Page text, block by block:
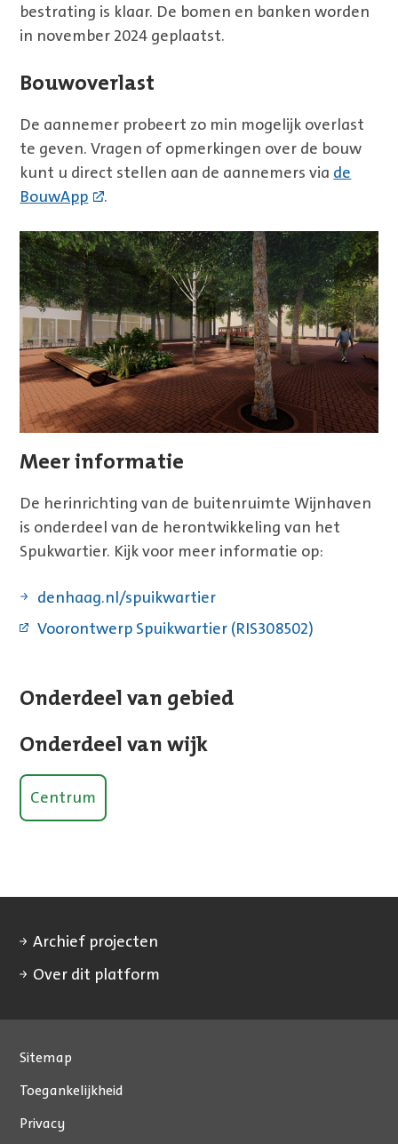
bestrating is klaar. De bomen en banken worden
in november 2024 geplaatst.
Bouwoverlast
De aannemer probeert zo min mogelijk overlast
te geven. Vragen of opmerkingen over de bouw
kunt u direct stellen aan de aannemers via de
BouwApp
.
Meer informatie
De herinrichting van de buitenruimte Wijnhaven
is onderdeel van de herontwikkeling van het
Spukwartier. Kijk voor meer informatie op:
denhaag.nl/spuikwartier
Voorontwerp Spuikwartier (RIS308502)
Onderdeel van gebied
Onderdeel van wijk
Centrum
Archief projecten
Over dit platform
Sitemap
Toegankelijkheid
Privacy